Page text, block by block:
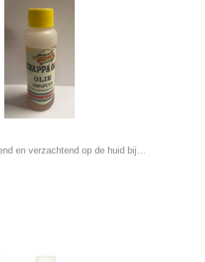
en verzachtend op de huid bij…